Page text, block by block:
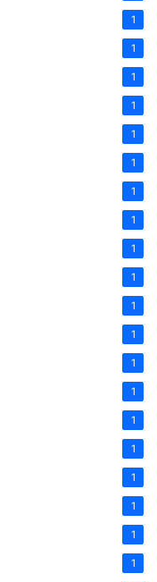
1
1
1
1
1
1
1
1
1
1
1
1
1
1
1
1
1
1
1
1